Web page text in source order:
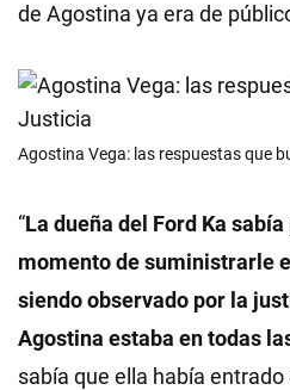
de Agostina ya era de
Agostina Vega: las respuestas que
“La dueña del Ford Ka
momento de suministrarle
siendo observado por la
Agostina estaba en todas
sabía que ella había